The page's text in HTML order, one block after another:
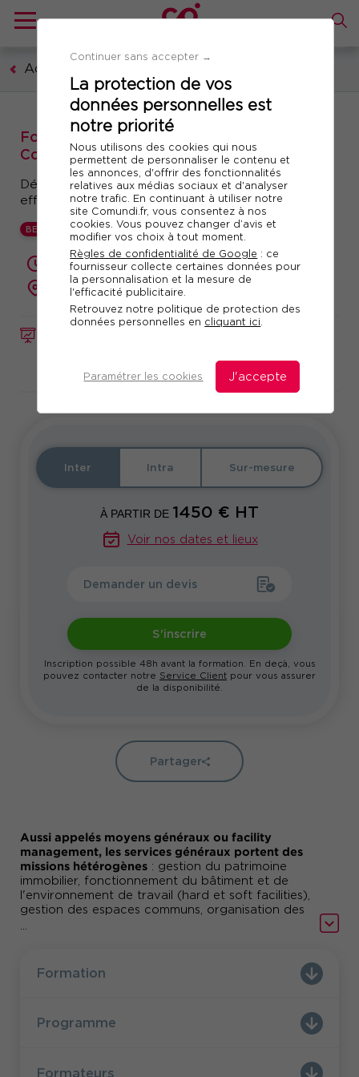
Continuer sans accepter →
La protection de vos
données personnelles est
notre priorité
Nous utilisons des cookies qui nous
permettent de personnaliser le contenu et
les annonces, d'offrir des fonctionnalités
relatives aux médias sociaux et d'analyser
notre trafic. En continuant à utiliser notre
site Comundi.fr, vous consentez à nos
cookies. Vous pouvez changer d’avis et
modifier vos choix à tout moment.
Règles de confidentialité de Google : ce
fournisseur collecte certaines données pour
la personnalisation et la mesure de
l'efficacité publicitaire.
Retrouvez notre politique de protection des
données personnelles en cliquant ici.
Paramétrer les cookies J'accepte
Achats et services généraux
Télécharger le programme
Formation : Assistant(e) et
Collaborateur(trice) des Services Généraux
Développez votre autonomie et gagnez en
efficacité
BEST
2 jours (14 heures)
présentiel ou à distance
Aussi appelés moyens généraux ou facility
management, les services généraux portent des
missions hétérogènes : gestion du patrimoine
immobilier, fonctionnement du bâtiment et de
l'environnement de travail (hard et soft facilities),
gestion des espaces communs, organisation des
de l'accueil, des déménagements...
Quel est l'objectif d'un collaborateur des services
des services généraux est la
plaque tournante du
service, de lire la documentation, de connaître
Inter Intra Sur-mesure
À PARTIR DE 1450 € HT
Voir nos dates et lieux
Demander un devis
S'inscrire
Inscription possible 48h avant la formation. En deçà, vous
pouvez contacter notre Service Client pour vous assurer
de la disponibilité.
Partager
Formation
Programme
Formateurs